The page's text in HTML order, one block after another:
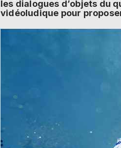
les dialogues d’objets du
vidéoludique pour